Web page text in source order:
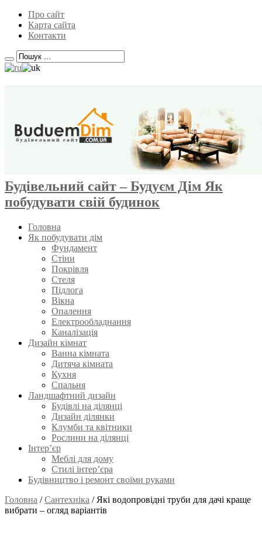
Про сайт
Карта сайта
Контакти
Будівельний сайт – Будуєм Дім Як
побудувати свій будинок
Головна
Як побудувати дім
Фундамент
Стіни
Покрівля
Стеля
Підлога
Вікна
Опалення
Електрообладнання
Каналізація
Дизайн кімнат
Ванна кімната
Дитяча кімната
Кухня
Спальня
Ландшафтний дизайн
Будівлі на ділянці
Дизайн ділянки
Клумби та квітники
Рослини на ділянці
Інтер’єр
Меблі для дому
Стилі інтер’єра
Будівництво і ремонт своїми руками
Головна /Сантехніка / Які водопровідні труби для дачі краще
вибрати – огляд варіантів